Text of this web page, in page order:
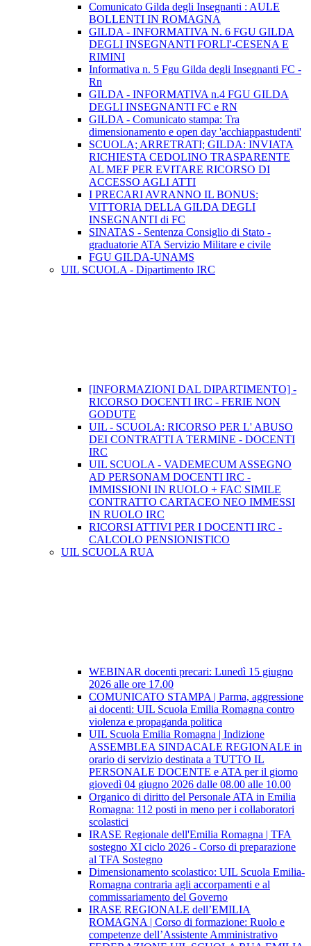
Comunicato Gilda degli Insegnanti : AULE
BOLLENTI IN ROMAGNA
GILDA - INFORMATIVA N. 6 FGU GILDA
DEGLI INSEGNANTI FORLI'-CESENA E
RIMINI
Informativa n. 5 Fgu Gilda degli Insegnanti FC -
Rn
GILDA - INFORMATIVA n.4 FGU GILDA
DEGLI INSEGNANTI FC e RN
GILDA - Comunicato stampa: Tra
dimensionamento e open day 'acchiappastudenti'
SCUOLA; ARRETRATI; GILDA: INVIATA
RICHIESTA CEDOLINO TRASPARENTE
AL MEF PER EVITARE RICORSO DI
ACCESSO AGLI ATTI
I PRECARI AVRANNO IL BONUS:
VITTORIA DELLA GILDA DEGLI
INSEGNANTI di FC
SINATAS - Sentenza Consiglio di Stato -
graduatorie ATA Servizio Militare e civile
FGU GILDA-UNAMS
UIL SCUOLA - Dipartimento IRC
[INFORMAZIONI DAL DIPARTIMENTO] -
RICORSO DOCENTI IRC - FERIE NON
GODUTE
UIL - SCUOLA: RICORSO PER L' ABUSO
DEI CONTRATTI A TERMINE - DOCENTI
IRC
UIL SCUOLA - VADEMECUM ASSEGNO
AD PERSONAM DOCENTI IRC -
IMMISSIONI IN RUOLO + FAC SIMILE
CONTRATTO CARTACEO NEO IMMESSI
IN RUOLO IRC
RICORSI ATTIVI PER I DOCENTI IRC -
CALCOLO PENSIONISTICO
UIL SCUOLA RUA
WEBINAR docenti precari: Lunedì 15 giugno
2026 alle ore 17.00
COMUNICATO STAMPA | Parma, aggressione
ai docenti: UIL Scuola Emilia Romagna contro
violenza e propaganda politica
UIL Scuola Emilia Romagna | Indizione
ASSEMBLEA SINDACALE REGIONALE in
orario di servizio destinata a TUTTO IL
PERSONALE DOCENTE e ATA per il giorno
giovedì 04 giugno 2026 dalle 08.00 alle 10.00
Organico di diritto del Personale ATA in Emilia
Romagna: 112 posti in meno per i collaboratori
scolastici
IRASE Regionale dell'Emilia Romagna | TFA
sostegno XI ciclo 2026 - Corso di preparazione
al TFA Sostegno
Dimensionamento scolastico: UIL Scuola Emilia-
Romagna contraria agli accorpamenti e al
commissariamento del Governo
IRASE REGIONALE dell’EMILIA
ROMAGNA | Corso di formazione: Ruolo e
competenze dell’Assistente Amministrativo